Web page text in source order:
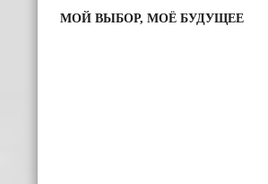
МОЙ ВЫБОР, МОЁ БУДУЩЕЕ